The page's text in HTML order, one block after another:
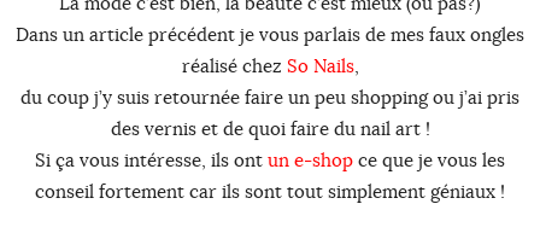
Dans un article précédent je vous parlais de mes faux ongles
réalisé chez So Nails,
du coup j’y suis retournée faire un peu shopping ou j’ai pris
des vernis et de quoi faire du nail art !
Si ça vous intéresse, ils ont un e-shop ce que je vous les
conseil fortement car ils sont tout simplement géniaux !